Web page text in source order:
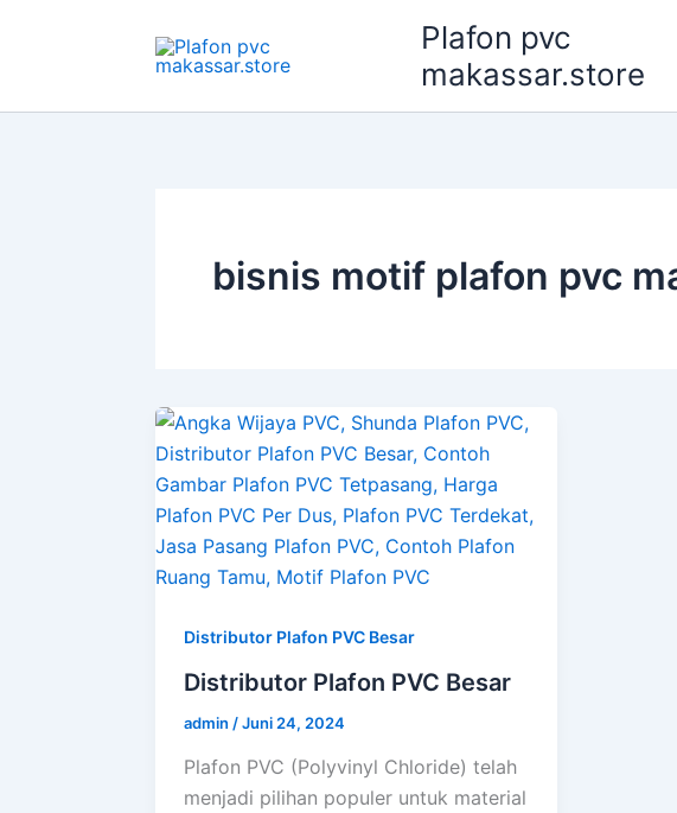
Plafon pvc
makassar.store
bisnis motif plafon pvc
Distributor Plafon PVC Besar
Distributor Plafon PVC Besar
admin /Juni 24, 2024
Plafon PVC (Polyvinyl Chloride) telah
menjadi pilihan populer untuk material